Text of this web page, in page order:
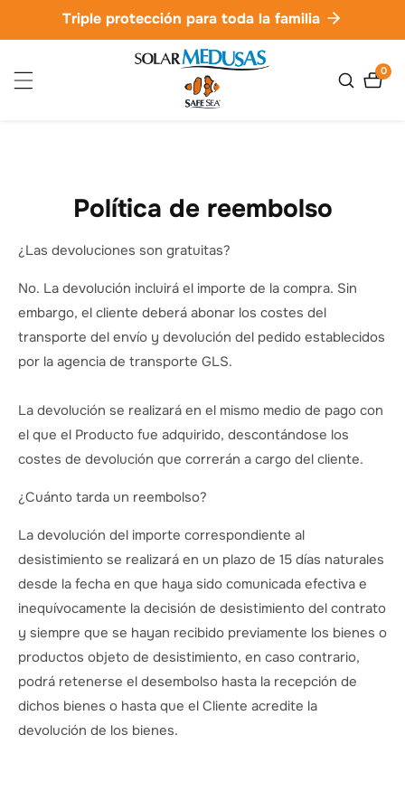
Triple protección para toda la familia
00
Política de reembolso
¿Las devoluciones son gratuitas?
No. La devolución incluirá el importe de la compra. Sin
embargo, el cliente deberá abonar los costes del
transporte del envío y devolución del pedido establecidos
por la agencia de transporte GLS.
La devolución se realizará en el mismo medio de pago con
el que el Producto fue adquirido, descontándose los
costes de devolución que correrán a cargo del cliente.
¿Cuánto tarda un reembolso?
La devolución del importe correspondiente al
desistimiento se realizará en un plazo de 15 días naturales
desde la fecha en que haya sido comunicada efectiva e
inequívocamente la decisión de desistimiento del contrato
y siempre que se hayan recibido previamente los bienes o
productos objeto de desistimiento, en caso contrario,
podrá retenerse el desembolso hasta la recepción de
dichos bienes o hasta que el Cliente acredite la
devolución de los bienes.